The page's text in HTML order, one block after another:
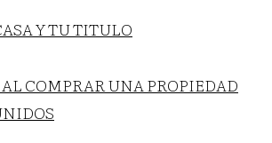
Y TU TITULO
COMPRAR UNA PROPIEDAD